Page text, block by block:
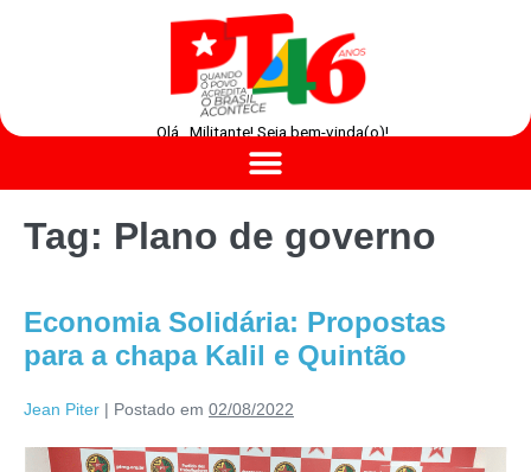
Olá , Militante! Seja bem-vinda(o)!
Tag: Plano de governo
Economia Solidária: Propostas
para a chapa Kalil e Quintão
Jean Piter | Postado em 02/08/2022